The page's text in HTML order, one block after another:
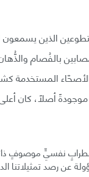
الذين
بالفُصام
المستخدمة
كان أعلى بنسبة 28% من
نفسيٍّ موصوفٍ
عن رصد تمثيلاتنا